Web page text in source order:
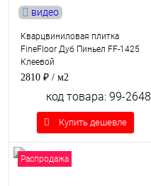
видео
Кварцвиниловая плитка
FineFloor Дуб Пиньел FF-1425
Клеевой
2810 ₽ / м2
код товара: 99-2648
Купить дешевле
Распродажа